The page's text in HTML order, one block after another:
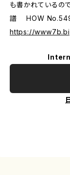
も書かれているの
譜 HOW No.5498
https://